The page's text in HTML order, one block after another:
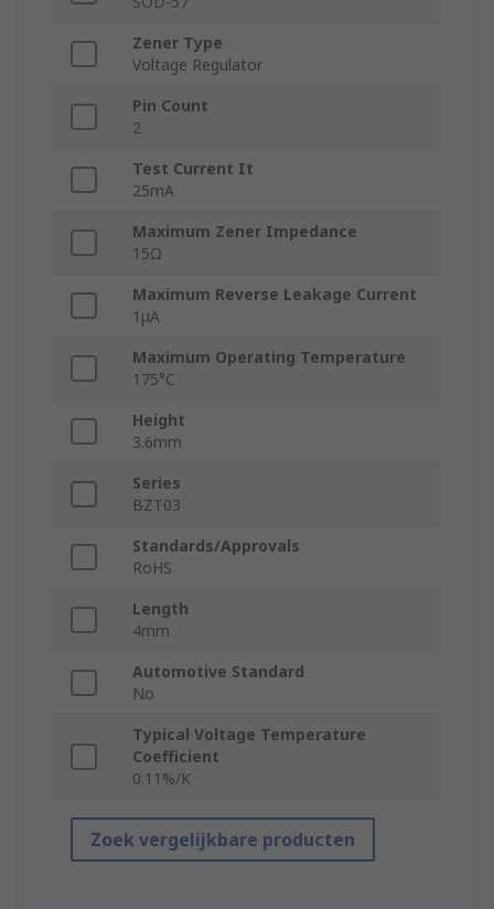
Zener Type
Voltage Regulator
Pin Count
2
Test Current It
25mA
Maximum Zener Impedance
15Ω
Maximum Reverse Leakage Current
1μA
Maximum Operating Temperature
175°C
Height
3.6mm
Series
BZT03
Standards/Approvals
RoHS
Length
4mm
Automotive Standard
No
Typical Voltage Temperature
Coefficient
0.11%/K
Zoek vergelijkbare producten